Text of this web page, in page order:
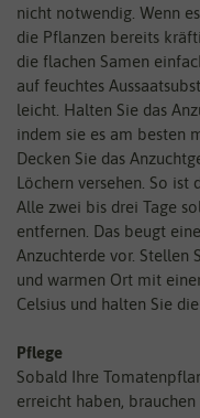
nicht notwendig. Wenn
die Pflanzen bereits
die flachen Samen
auf feuchtes
leicht. Halten Sie das
indem sie es am besten
Decken Sie das
Löchern versehen. So ist
Alle zwei bis drei Tage
entfernen. Das beugt
Anzuchterde vor. Stellen
und warmen Ort mit
Celsius und halten Sie
Pflege
Sobald Ihre
erreicht haben,